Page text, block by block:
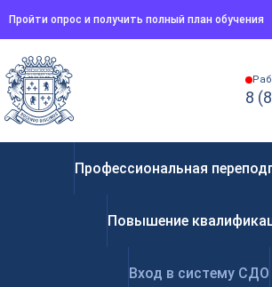
Пройти опрос и получить полный план обучения
8
Профессиональная
Повышение
Вход в систему СДО